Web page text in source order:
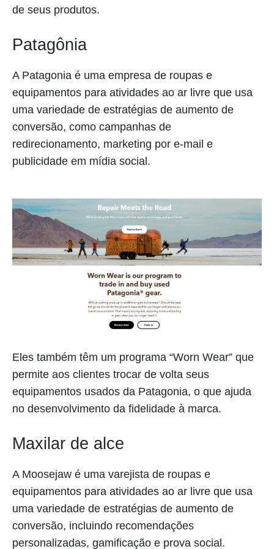
de seus produtos.
Patagônia
A Patagonia é uma empresa de roupas e
equipamentos para atividades ao ar livre que usa
uma variedade de estratégias de aumento de
conversão, como campanhas de
redirecionamento, marketing por e-mail e
publicidade em mídia social.
Eles também têm um programa “Worn Wear” que
permite aos clientes trocar de volta seus
equipamentos usados da Patagonia, o que ajuda
no desenvolvimento da fidelidade à marca.
Maxilar de alce
A Moosejaw é uma varejista de roupas e
equipamentos para atividades ao ar livre que usa
uma variedade de estratégias de aumento de
conversão, incluindo recomendações
personalizadas, gamificação e prova social.